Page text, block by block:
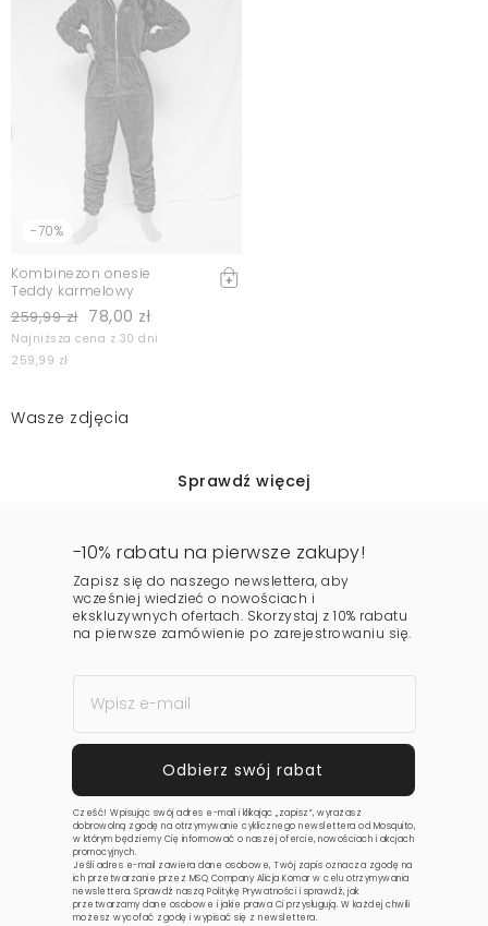
-70%
Kombinezon onesie
Teddy karmelowy
259,99 zł 78,00 zł
Najniższa cena z 30 dni
259,99 zł
Wasze zdjęcia
Sprawdź więcej
-10% rabatu na pierwsze zakupy!
Zapisz się do naszego newslettera, aby
wcześniej wiedzieć o nowościach i
ekskluzywnych ofertach. Skorzystaj z 10% rabatu
na pierwsze zamówienie po zarejestrowaniu się.
Cześć! Wpisując swój adres e-mail i klikając „zapisz”, wyrażasz
dobrowolną zgodę na otrzymywanie cyklicznego newslettera od Mosquito,
w którym będziemy Cię informować o naszej ofercie, nowościach i akcjach
promocyjnych.
Jeśli adres e-mail zawiera dane osobowe, Twój zapis oznacza zgodę na
ich przetwarzanie przez MSQ Company Alicja Komar w celu otrzymywania
newslettera. Sprawdź naszą Politykę Prywatnościi sprawdź, jak
przetwarzamy dane osobowe i jakie prawa Ci przysługują. W każdej chwili
możesz wycofać zgodę i wypisać się z newslettera.